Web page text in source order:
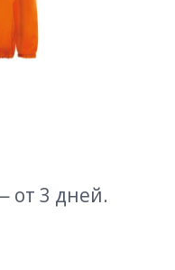
от 3 дней.